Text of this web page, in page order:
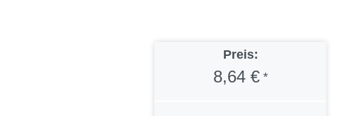
Preis:
8,64 €*